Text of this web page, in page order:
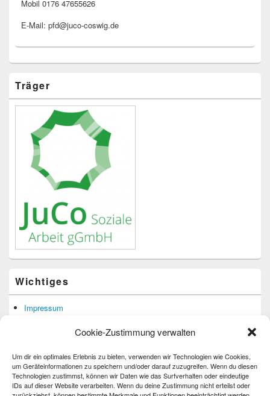
Cookie-Zustimmung verwalten
Um dir ein optimales Erlebnis zu bieten, verwenden wir Technologien wie Cookies,
um Geräteinformationen zu speichern und/oder darauf zuzugreifen. Wenn du diesen
Technologien zustimmst, können wir Daten wie das Surfverhalten oder eindeutige
IDs auf dieser Website verarbeiten. Wenn du deine Zustimmung nicht erteilst oder
Mobil 0176 47655626
E-Mail: pfd@juco-coswig.de
Träger
Wichtiges
Impressum